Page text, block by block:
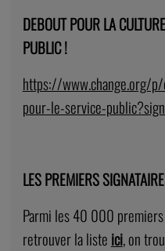
DEBOUT POUR LA
PUBLIC !
https://www.change.org/
pour-le-service-
LES PREMIERS
Parmi les 40 000
retrouver la liste ici, on